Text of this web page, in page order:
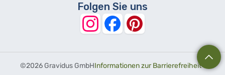
Folgen Sie uns
©2026 Gravidus GmbHInformationen zur Barrierefreiheit-